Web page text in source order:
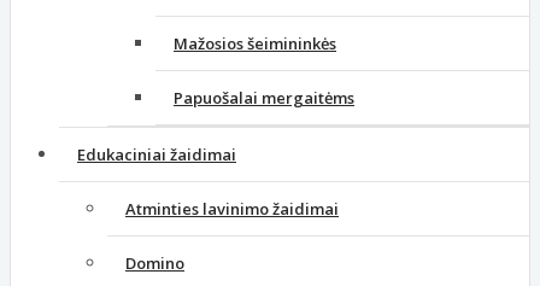
Mažosios šeimininkės
Papuošalai mergaitėms
Edukaciniai žaidimai
Atminties lavinimo žaidimai
Domino